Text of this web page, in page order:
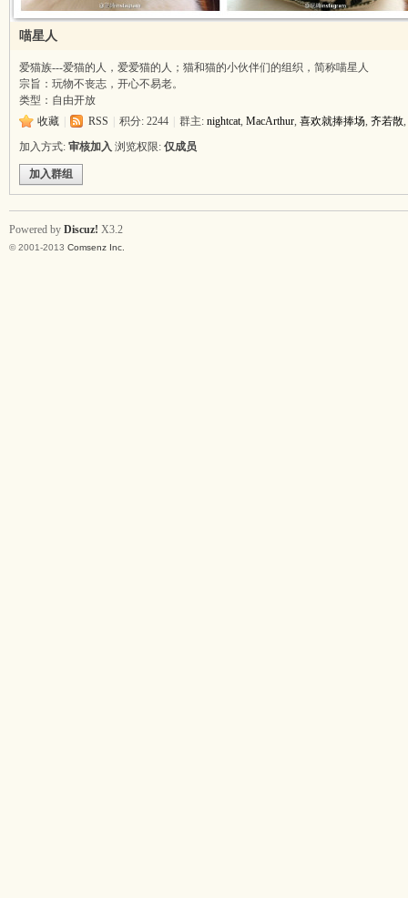
喵星人
爱猫族---爱猫的人，爱爱猫的人；猫和猫的小伙伴们的组织，简称喵星人
宗旨：玩物不丧志，开心不易老。
类型：自由开放
收藏
RSS 积分: 2244 群主: nightcat, MacArthur, 喜欢就捧捧场, 齐若散,
加入方式: 审核加入 浏览权限: 仅成员
加入群组
Powered by Discuz! X3.2
© 2001-2013 Comsenz Inc.